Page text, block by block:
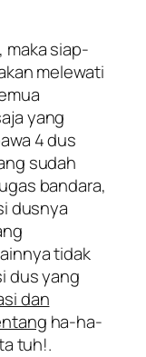
maka siap-
melewati
yang
4 dus
sudah
bandara,
dusnya
tidak
dus yang
dan
ha-ha-
tuh!.